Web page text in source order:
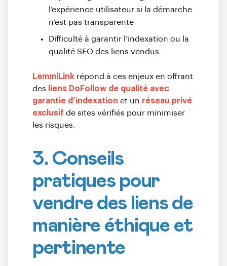
l’expérience utilisateur si la démarche
n’est pas transparente
Difficulté à garantir l’indexation ou la
qualité SEO des liens vendus
LemmiLink répond à ces enjeux en offrant
des
liens DoFollow de qualité avec
garantie d’indexation et un réseau privé
exclusif de sites vérifiés pour minimiser
les risques.
3. Conseils
pratiques pour
vendre des liens de
manière éthique et
pertinente